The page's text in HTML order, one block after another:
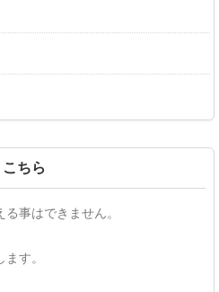
ちら
事はできません。
す。